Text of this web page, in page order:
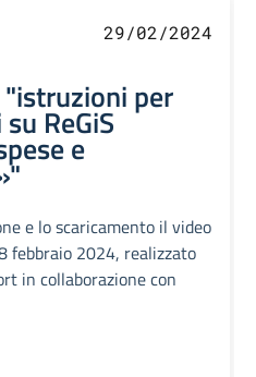
29/02/2024
"istruzioni per
ReGiS
e
e lo scaricamento il video
febbraio 2024, realizzato
in collaborazione con